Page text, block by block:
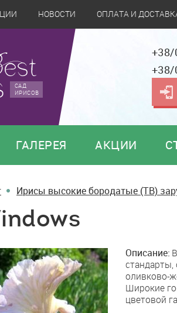
НОВОСТИ ОПЛАТА И
САД
ИРИСОВ
ГАЛЕРЕЯ АКЦИИ
Ирисы высокие бородатые (TB)
Описание:
оливково-
Широкие
цветовой